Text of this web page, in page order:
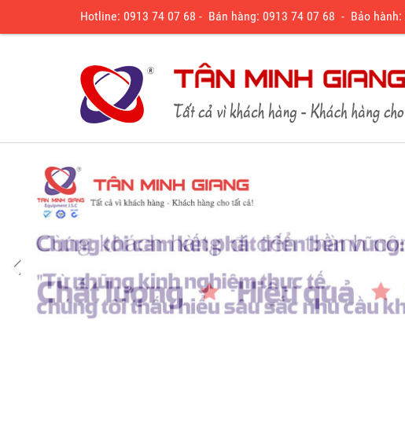
Hotline: 0913 74 07 68 - Bán hàng: 0913 74 07 68 - Bảo hành: